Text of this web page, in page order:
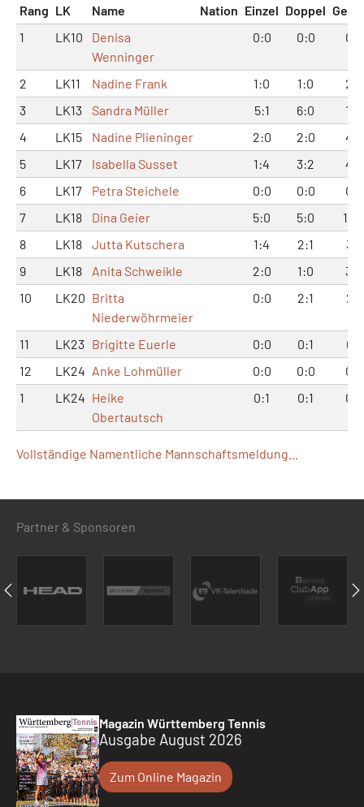
Rang LK Name Nation Einzel Doppel
1
LK10
Denisa
Wenninger
0:0 0:0 0:0
2 LK11 Nadine Frank 1:0 1:0
2:0
3
LK13 Sandra Müller 5:1 6:0
11:1
4
LK15 Nadine Plieninger 2:0 2:0
4:0
5
LK17 Isabella Susset 1:4 3:2
4:6
6
LK17 Petra Steichele 0:0 0:0
0:0
7
LK18 Dina Geier 5:0 5:0
8
LK18 Jutta Kutschera 1:4 2:1
3:5
9
LK18 Anita Schweikle 2:0 1:0
3:0
10
LK20 Britta
Niederwöhrmeier
0:0 2:1 2:1
11 LK23 Brigitte Euerle 0:0 0:1
0:1
12
LK24 Anke Lohmüller 0:0 0:0
0:0
1
LK24 Heike
Obertautsch
0:1 0:1 0:2
Vollständige Namentliche Mannschaftsmeldung...
Partner & Sponsoren
Magazin Württemberg Tennis
Ausgabe August 2026
Zum Online Magazin